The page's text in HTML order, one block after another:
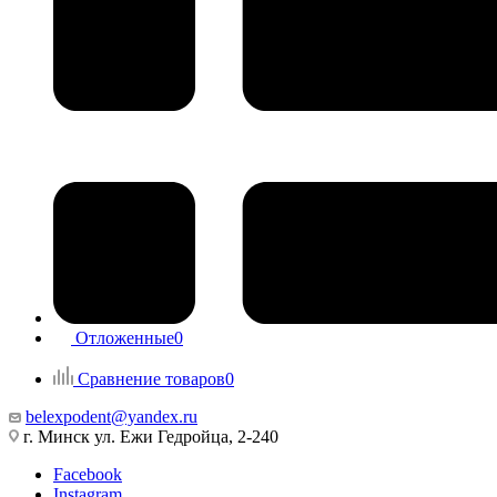
Отложенные0
Сравнение товаров0
belexpodent@yandex.ru
г. Минск ул. Ежи Гедройца, 2-240
Facebook